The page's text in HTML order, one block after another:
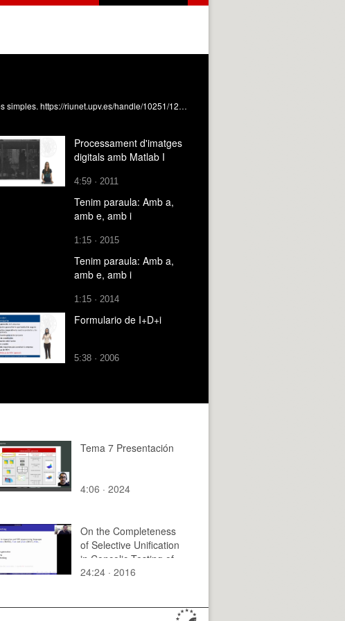
Conceptes, solucions i implementació Blanes Doménech, JS. (2008). Barreres amb semàfors. Introducció i barreres simples. https://riunet.upv.es/handle/10251/1253
Processament d'imatges
digitals amb Matlab I
4:59 · 2011
Tenim paraula: Amb a,
amb e, amb i
1:15 · 2015
Tenim paraula: Amb a,
amb e, amb i
1:15 · 2014
Formulario de I+D+i
5:38 · 2006
Tema 7 Presentación
4:06 · 2024
On the Completeness
of Selective Unification
in Concolic Testing of
Logic Programs
24:24 · 2016